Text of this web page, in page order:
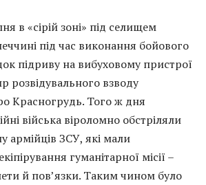
в «сірій зоні» під селищем
під час виконання бойового
підриву на вибуховому пристрої
розвідувального взводу
Красногрудь. Того ж дня
війська віроломно обстріляли
армійців ЗСУ, які мали
гуманітарної місії –
й пов’язки. Таким чином було